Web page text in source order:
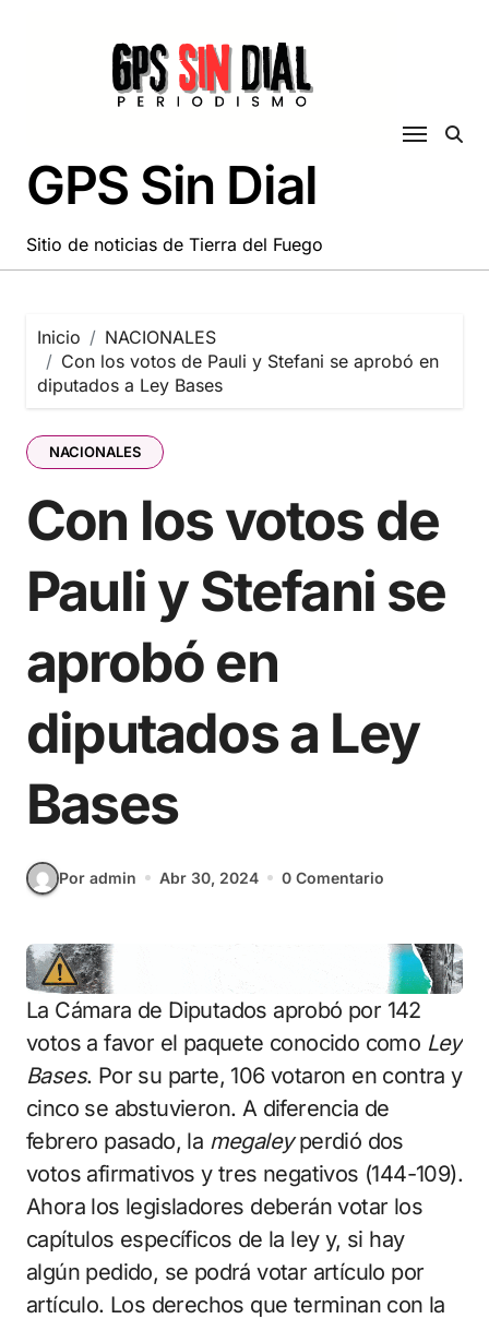
GPS Sin Dial
Sitio de noticias de Tierra del Fuego
Inicio
NACIONALES
Con los votos de Pauli y Stefani se aprobó en
diputados a Ley Bases
NACIONALES
Con los votos de
Pauli y Stefani se
aprobó en
diputados a Ley
Bases
Por admin Abr 30, 2024 0 Comentario
La Cámara de Diputados aprobó por 142
votos a favor el paquete conocido como Ley
Bases. Por su parte, 106 votaron en contra y
cinco se abstuvieron. A diferencia de
febrero pasado, la megaleyperdió dos
votos afirmativos y tres negativos (144-109).
Ahora los legisladores deberán votar los
capítulos específicos de la ley y, si hay
algún pedido, se podrá votar artículo por
artículo. Los derechos que terminan con la